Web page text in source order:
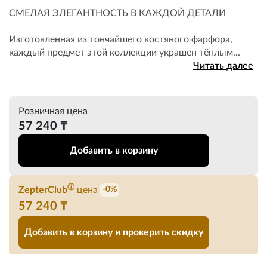
СМЕЛАЯ ЭЛЕГАНТНОСТЬ В КАЖДОЙ ДЕТАЛИ
Изготовленная из тончайшего костяного фарфора,
каждый предмет этой коллекции украшен тёплым...
Читать далее
Розничная цена
57 240 ₸
Добавить в корзину
ZepterClubⓘ цена -0%
57 240 ₸
Добавить в корзину и проверить скидку